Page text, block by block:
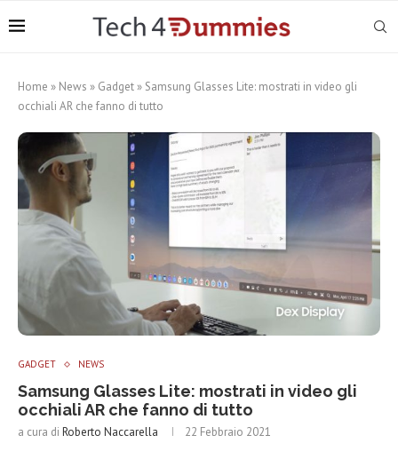
Home » News » Gadget » Samsung Glasses Lite: mostrati in video gli
occhiali AR che fanno di tutto
GADGET NEWS
Samsung Glasses Lite: mostrati in video gli
occhiali AR che fanno di tutto
a cura di Roberto Naccarella 22 Febbraio 2021